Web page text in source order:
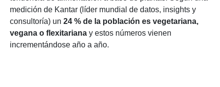
medición de Kantar (líder mundial de datos, insights y
consultoría) un 24 % de la población es vegetariana,
vegana o flexitariana y estos números vienen
incrementándose año a año.